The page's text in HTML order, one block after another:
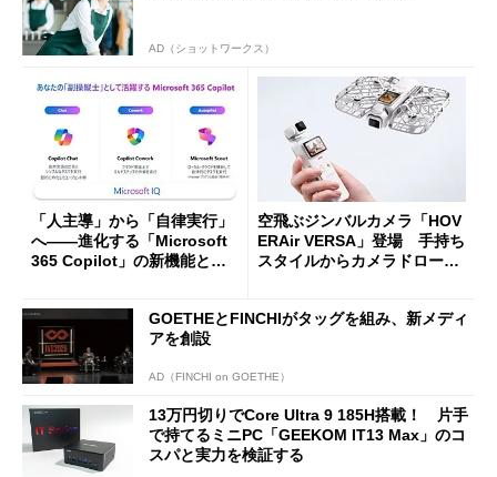
AD（ショットワークス）
「人主導」から「自律実行」
へ――進化する「Microsoft
365 Copilot」の新機能とエ
空飛ぶジンバルカメラ「HOV
ERAir VERSA」登場 手持ち
スタイルからカメラドローン
GOETHEとFINCHIがタッグを組み、新メディ
アを創設
AD（FINCHI on GOETHE）
13万円切りでCore Ultra 9 185H搭載！ 片手
で持てるミニPC「GEEKOM IT13 Max」のコ
スパと実力を検証する